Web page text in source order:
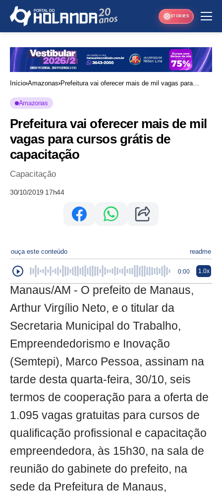
STORIES
Início Amazonas Prefeitura vai oferecer mais de mil vagas para
Amazonas
Prefeitura vai oferecer mais de mil
vagas para cursos grátis de
capacitação
Capacitação
30/10/2019 17h44
ouça este conteúdo readme
0:00 1.0x
Manaus/AM - O prefeito de Manaus,
Arthur Virgílio Neto, e o titular da
Secretaria Municipal do Trabalho,
Empreendedorismo e Inovação
(Semtepi), Marco Pessoa, assinam na
tarde desta quarta-feira, 30/10, seis
termos de cooperação para a oferta de
1.095 vagas gratuitas para cursos de
qualificação profissional e capacitação
empreendedora, às 15h30, na sala de
reunião do gabinete do prefeito, na
sede da Prefeitura de Manaus,